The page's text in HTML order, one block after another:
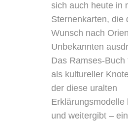
sich auch heute in
Sternenkarten, die
Wunsch nach
Unbekannten
Das Ramses-Buch
als kultureller
der diese uralten
Erklärungsmodelle
und weitergibt – ein